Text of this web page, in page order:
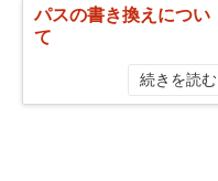
2013
パスの書き換えについ
て
続きを読む